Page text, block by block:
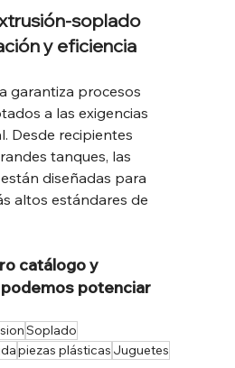
soplado
y eficiencia
garantiza procesos
a las exigencias
Desde recipientes
tanques, las
diseñadas para
altos estándares de
catálogo y
potenciar
Soplado
piezas plásticas Juguetes